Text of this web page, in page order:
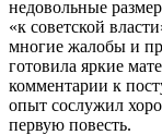
недовольные
«к советской
многие жалобы и
готовила яркие
комментарии к
опыт сослужил
первую повесть.